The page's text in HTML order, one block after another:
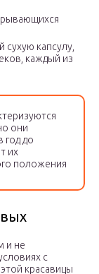
сухую капсулу,
каждый из
они
год до
их
положения
и не
с
красавицы